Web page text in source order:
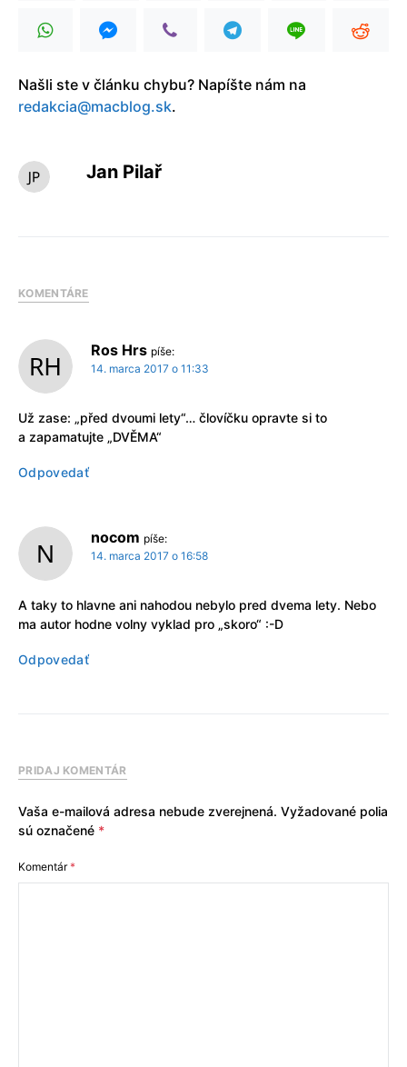
Našli ste v článku chybu? Napíšte nám na
redakcia@macblog.sk.
Jan Pilař
KOMENTÁRE
Ros Hrs píše:
14. marca 2017 o 11:33
Už zase: „před dvoumi lety“… človíčku opravte si to
a zapamatujte „DVĚMA“
Odpovedať
nocom píše:
14. marca 2017 o 16:58
A taky to hlavne ani nahodou nebylo pred dvema lety. Nebo
ma autor hodne volny vyklad pro „skoro“ :-D
Odpovedať
PRIDAJ KOMENTÁR
Vaša e-mailová adresa nebude zverejnená. Vyžadované polia
sú označené *
Komentár*